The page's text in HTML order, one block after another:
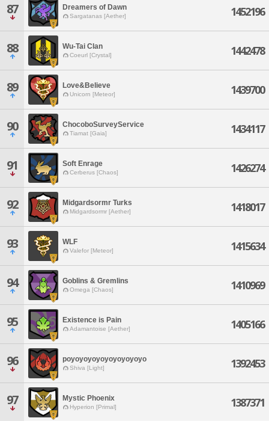
87 Dreamers of Dawn
Sargatanas [Aether] 1452196
88 Wu-Tai Clan
Coeurl [Crystal] 1442478
89 Love&Believe
Unicorn [Meteor] 1439700
90 ChocoboSurveyService
Tiamat [Gaia] 1434117
91 Soft Enrage
Cerberus [Chaos] 1426274
92 Midgardsormr Turks
Midgardsormr [Aether] 1418017
93 WLF
Valefor [Meteor] 1415634
94 Goblins & Gremlins
Omega [Chaos] 1410969
95 Existence is Pain
Adamantoise [Aether] 1405166
96 poyoyoyoyoyoyoyoyoyo
Shiva [Light] 1392453
97 Mystic Phoenix
Hyperion [Primal] 1387371